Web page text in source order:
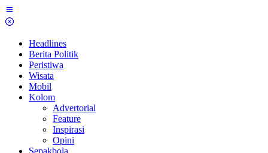
Skip
to
Headlines
Berita Politik
Peristiwa
Wisata
Mobil
Kolom
Advertorial
Feature
Inspirasi
Opini
Sepakbola